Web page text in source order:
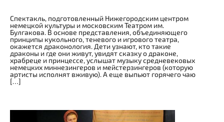
Спектакль, подготовленный Нижегородским центром
немецкой культуры и московским Театром им.
Булгакова. В основе представления, объединяющего
принципы кукольного, теневого и игрового театра,
окажется драконология. Дети узнают, кто такие
драконы и где они живут, увидят сказку о драконе,
храбреце и принцессе, услышат музыку средневековых
немецких миннезингеров и мейстерзингеров (которую
артисты исполнят вживую). А еще выпьют горячего чаю
[…]